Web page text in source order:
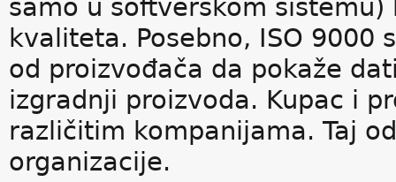
samo u softverskom
kvaliteta. Posebno, ISO 9000
od proizvođača da pokaže
izgradnji proizvoda. Kupac i
različitim kompanijama. Taj
organizacije.